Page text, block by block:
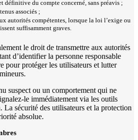
définitive du compte concerné, sans préavis ;
associés ;
autorités compétentes, lorsque la loi l’exige ou
suffisamment graves.
le droit de transmettre aux autorités
d’identifier la personne responsable
pour protéger les utilisateurs et lutter
suspect ou un comportement qui ne
le immédiatement via les outils
La sécurité des utilisateurs et la protection
absolue.